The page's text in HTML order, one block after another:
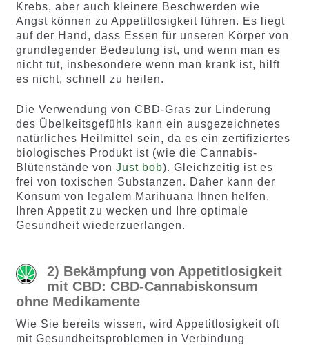
Krebs, aber auch kleinere Beschwerden wie
Angst können zu Appetitlosigkeit führen. Es liegt
auf der Hand, dass Essen für unseren Körper von
grundlegender Bedeutung ist, und wenn man es
nicht tut, insbesondere wenn man krank ist, hilft
es nicht, schnell zu heilen.
Die Verwendung von CBD-Gras zur Linderung
des Übelkeitsgefühls kann ein ausgezeichnetes
natürliches Heilmittel sein, da es ein zertifiziertes
biologisches Produkt ist (wie die Cannabis-
Blütenstände von Just bob). Gleichzeitig ist es
frei von toxischen Substanzen. Daher kann der
Konsum von legalem Marihuana Ihnen helfen,
Ihren Appetit zu wecken und Ihre optimale
Gesundheit wiederzuerlangen.
2) Bekämpfung von Appetitlosigkeit
mit CBD: CBD-Cannabiskonsum
ohne Medikamente
Wie Sie bereits wissen, wird Appetitlosigkeit oft
mit Gesundheitsproblemen in Verbindung